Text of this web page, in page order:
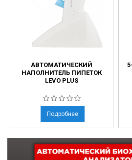
АВТОМАТИЧЕСКИЙ
НАПОЛНИТЕЛЬ ПИПЕТОК
LEVO PLUS
Подробнее